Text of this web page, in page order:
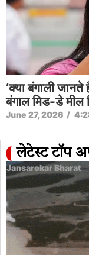
‘क्या बंगाली
बंगाल मिड-डे मील
June 27, 2026 /
लेटेस्ट टॉप
Jansarokar Bharat